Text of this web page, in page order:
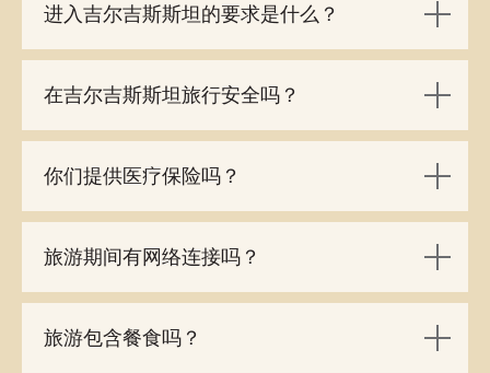
进入吉尔吉斯斯坦的要求是什么？
在吉尔吉斯斯坦旅行安全吗？
你们提供医疗保险吗？
旅游期间有网络连接吗？
旅游包含餐食吗？